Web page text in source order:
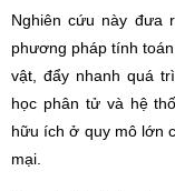
Nghiên cứu này đưa
phương pháp tính
vật, đẩy nhanh quá
học phân tử và hệ
hữu ích ở quy mô lớn
mại.